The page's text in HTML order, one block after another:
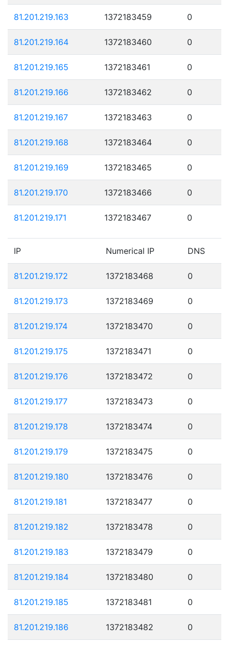
81.201.219.163 1372183459 0
81.201.219.164 1372183460 0
81.201.219.165 1372183461 0
81.201.219.166 1372183462 0
81.201.219.167 1372183463 0
81.201.219.168 1372183464 0
81.201.219.169 1372183465 0
81.201.219.170 1372183466 0
81.201.219.171 1372183467 0
IP Numerical IP DNS
81.201.219.172 1372183468 0
81.201.219.173 1372183469 0
81.201.219.174 1372183470 0
81.201.219.175 1372183471 0
81.201.219.176 1372183472 0
81.201.219.177 1372183473 0
81.201.219.178 1372183474 0
81.201.219.179 1372183475 0
81.201.219.180 1372183476 0
81.201.219.181 1372183477 0
81.201.219.182 1372183478 0
81.201.219.183 1372183479 0
81.201.219.184 1372183480 0
81.201.219.185 1372183481 0
81.201.219.186 1372183482 0